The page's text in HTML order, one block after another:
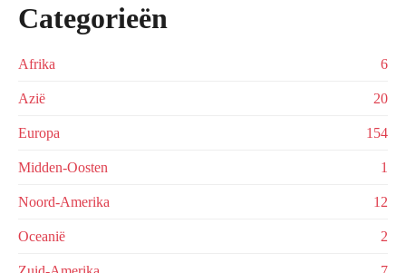
Categorieën
Afrika 6
Azië 20
Europa 154
Midden-Oosten 1
Noord-Amerika 12
Oceanië 2